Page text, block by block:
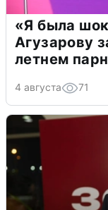
«Я была
Агузарову
летнем
4 августа 71